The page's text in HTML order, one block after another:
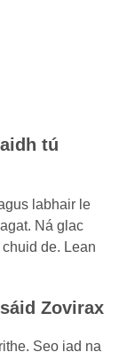
tú
labhair le
Ná glac
de. Lean
Zovirax
Seo iad na